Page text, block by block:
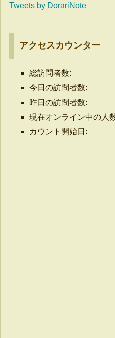
Tweets by DorariNote
アクセスカウンター
総訪問者数:
今日の訪問者数:
昨日の訪問者数:
現在オンライン中の人
カウント開始日: